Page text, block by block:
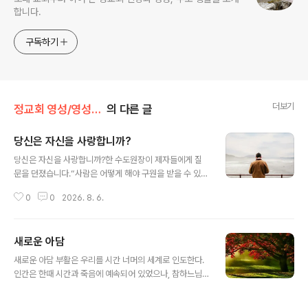
합니다.
구독하기
정교회 영성/영성의 샘터 의 다른 글 더보기
당신은 자신을 사랑합니까?
당신은 자신을 사랑합니까?한 수도원장이 제자들에게 질
문을 던졌습니다.“사람은 어떻게 해야 구원을 받을 수 있으
늘나라에 도달할 수 있으며, 도달하지 못하는 이들의 이유
지 못할 수도 있습니다. 이해를 돕기 위해 세 가지 비유를
들어 설명해 보겠습니다.썩어 없어질 것을 향한 맹목적인
사랑보통 사람은 무언가를 열렬히 사랑하면 불 속이나 바
0 0 2026. 8. 6.
새로운 아담
새로운 아담 부활은 우리를 시간 너머의 세계로 인도한다.
인간은 한때 시간과 죽음에 예속되어 있었으나, 참하느님